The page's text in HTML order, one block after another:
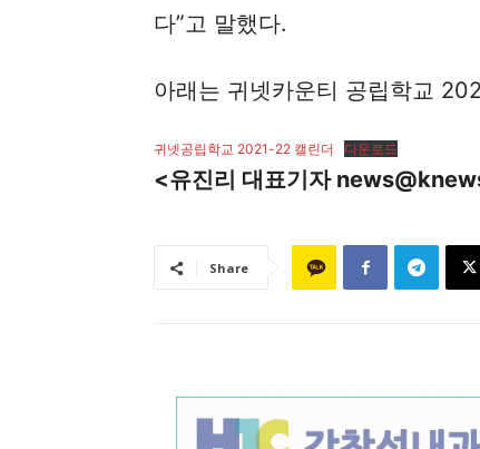
다”고 말했다.
아래는 귀넷카운티 공립학교
귀넷공립학교 2021-22 캘린더 다운로드
<유진리 대표기자
Share